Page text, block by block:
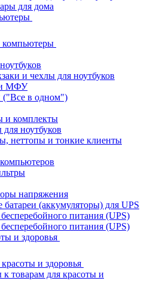
для дома
компьютеры
и чехлы для ноутбуков
МФУ
в одном")
и комплекты
ноутбуков
неттопы и тонкие клиенты
напряжения
батареи (аккумуляторы) для UPS
питания (UPS)
питания (UPS)
и здоровья
и здоровья
к товарам для красоты и